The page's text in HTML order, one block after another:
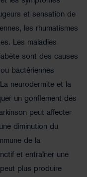
et sensation de
les rhumatismes
Les maladies
sont des causes
bactériennes
neurodermite et la
un gonflement des
peut affecter
diminution du
de la
et entraîner une
plus produire